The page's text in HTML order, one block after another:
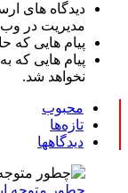
دیدگاه های
مدیریت در
پیام هایی که
پیام هایی که
نخواهد شد.
محبوب
تازه‌ها
دیدگاهها